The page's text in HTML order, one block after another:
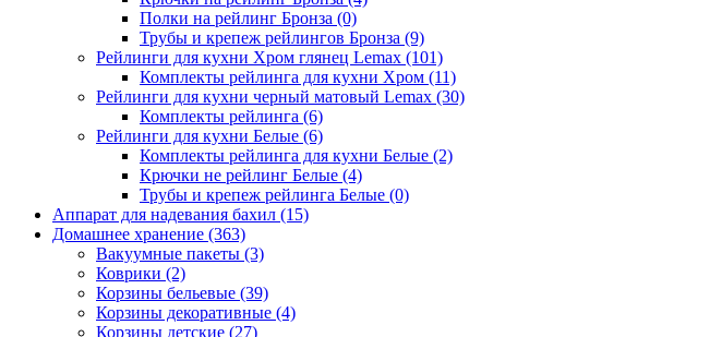
Полки на рейлинг Бронза (0)
Трубы и крепеж рейлингов Бронза (9)
Рейлинги для кухни Хром глянец Lemax (101)
Комплекты рейлинга для кухни Хром (11)
Рейлинги для кухни черный матовый Lemax (30)
Комплекты рейлинга (6)
Рейлинги для кухни Белые (6)
Комплекты рейлинга для кухни Белые (2)
Крючки не рейлинг Белые (4)
Трубы и крепеж рейлинга Белые (0)
Аппарат для надевания бахил (15)
Домашнее хранение (363)
Вакуумные пакеты (3)
Коврики (2)
Корзины бельевые (39)
Корзины декоративные (4)
Корзины детские (27)